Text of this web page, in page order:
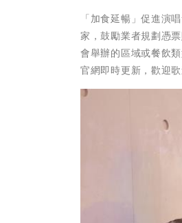
「加食延暢」促進演
家，鼓勵業者規劃憑
會舉辦的區域或餐飲
官網即時更新，歡迎歌